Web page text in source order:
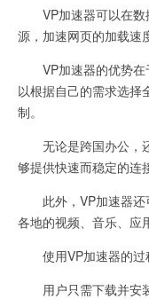
VP加速器可以在数
源，加速网页的加载速
VP加速器的优势在
以根据自己的需求选择
制。
无论是跨国办公，
够提供快速而稳定的连
此外，VP加速器还
各地的视频、音乐、应
使用VP加速器的过
用户只需下载并安装